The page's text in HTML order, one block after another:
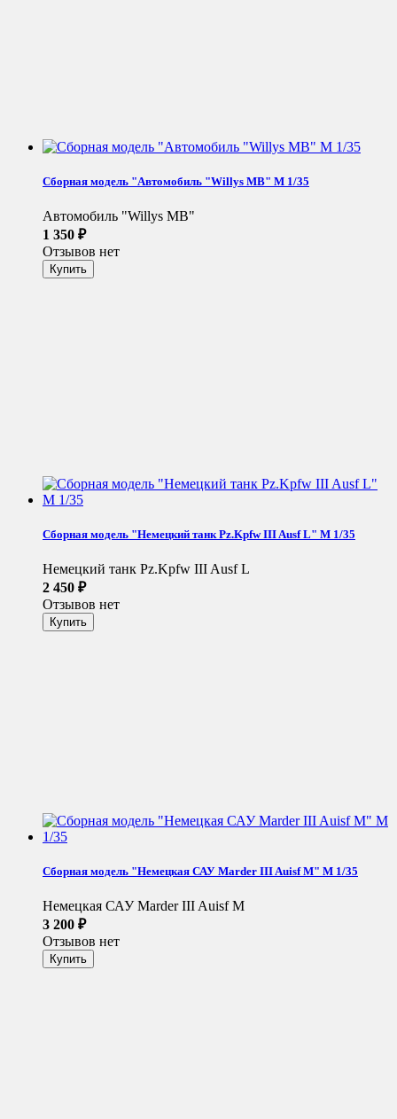
Сборная модель "Автомобиль "Willys MB" М 1/35
Автомобиль "Willys MB"
1 350 ₽
Отзывов нет
Сборная модель "Немецкий танк Pz.Kpfw III Ausf L" М 1/35
Немецкий танк Pz.Kpfw III Ausf L
2 450 ₽
Отзывов нет
Сборная модель "Немецкая САУ Marder III Auisf M" М 1/35
Немецкая САУ Marder III Auisf M
3 200 ₽
Отзывов нет